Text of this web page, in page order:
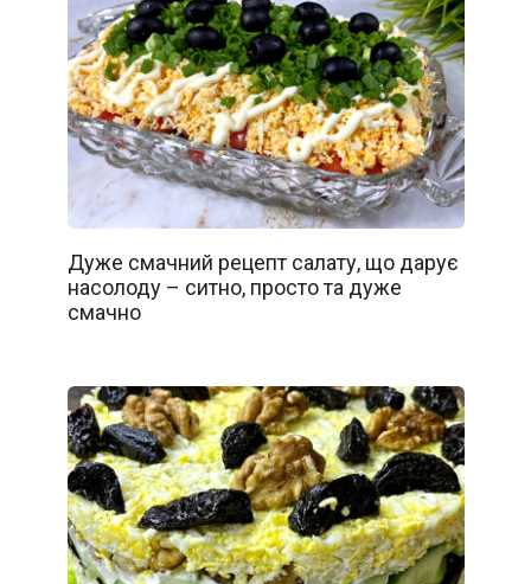
Дуже смачний рецепт салату, що дарує
насолоду – ситно, просто та дуже
смачно